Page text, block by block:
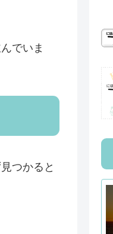
でいま
つかると